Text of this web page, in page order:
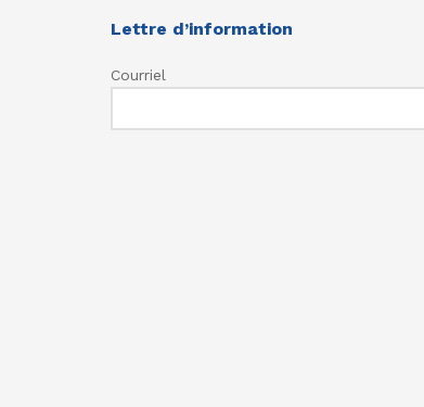
Lettre d’information
Courriel